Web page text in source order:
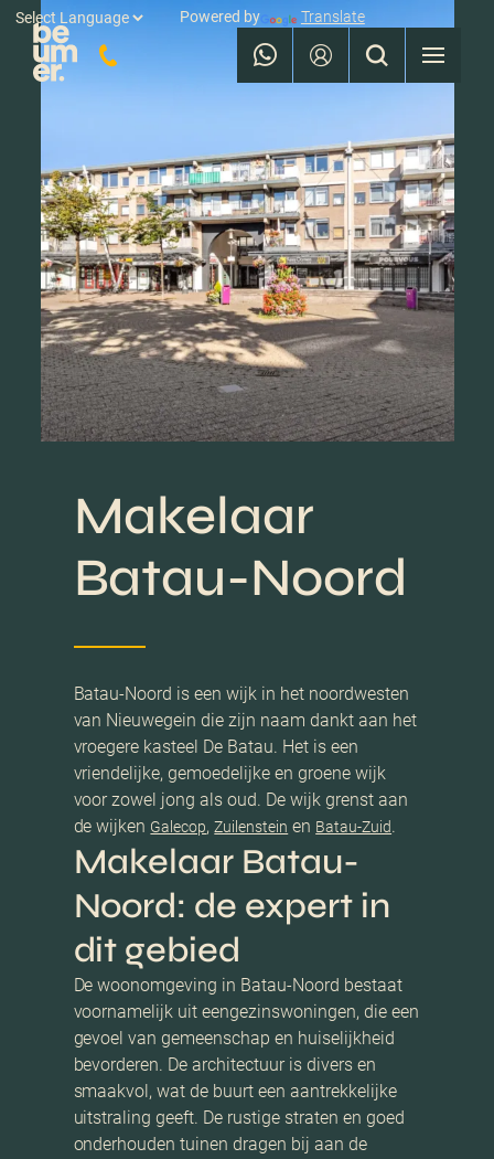
Powered by Translate
Makelaar
Batau-Noord
Batau-Noord is een wijk in het noordwesten
van Nieuwegein die zijn naam dankt aan het
vroegere kasteel De Batau. Het is een
vriendelijke, gemoedelijke en groene wijk
voor zowel jong als oud. De wijk grenst aan
de wijken Galecop,Zuilenstein en Batau-Zuid.
Makelaar Batau-
Noord: de expert in
dit gebied
De woonomgeving in Batau-Noord bestaat
voornamelijk uit eengezinswoningen, die een
gevoel van gemeenschap en huiselijkheid
bevorderen. De architectuur is divers en
smaakvol, wat de buurt een aantrekkelijke
uitstraling geeft. De rustige straten en goed
onderhouden tuinen dragen bij aan de